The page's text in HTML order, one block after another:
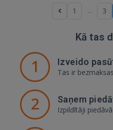
1 ... 3
Kā tas
1 Izveido
Tas ir bezmaksas
2 Saņem
Izpildītāji